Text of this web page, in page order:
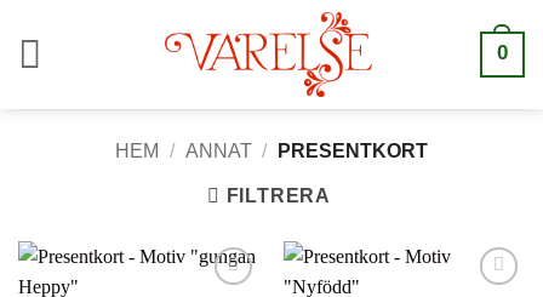
innehåll
0
HEM / ANNAT / PRESENTKORT
FILTRERA